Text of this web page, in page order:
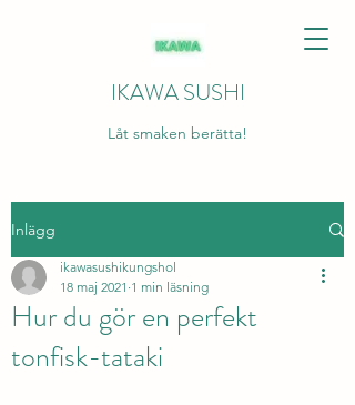
IKAWA SUSHI
Låt smaken berätta!
Inlägg
Hur du gör en perfekt
tonfisk-tataki
ikawasushikungshol
18 maj 2021 1 min läsning